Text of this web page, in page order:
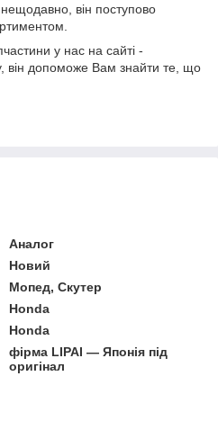
він поступово
у нас на сайті -
він допоможе Вам знайти те, що
Аналог
Новий
Мопед, Скутер
Honda
Honda
фірма LIPAI — Японія під
оригінал